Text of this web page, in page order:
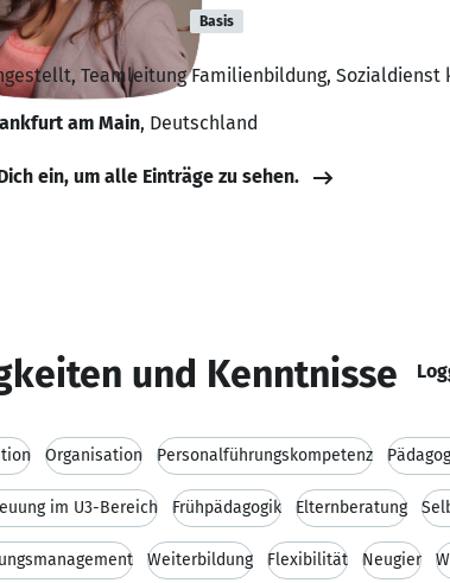
Aydoğdu Basis
Teamleitung Familienbildung, Sozialdienst
am Main, Deutschland
ein, um alle Einträge zu sehen.
und Kenntnisse
Organisation Personalführungskompetenz
im U3-Bereich Frühpädagogik Elternberatung
Weiterbildung Flexibilität Neugier